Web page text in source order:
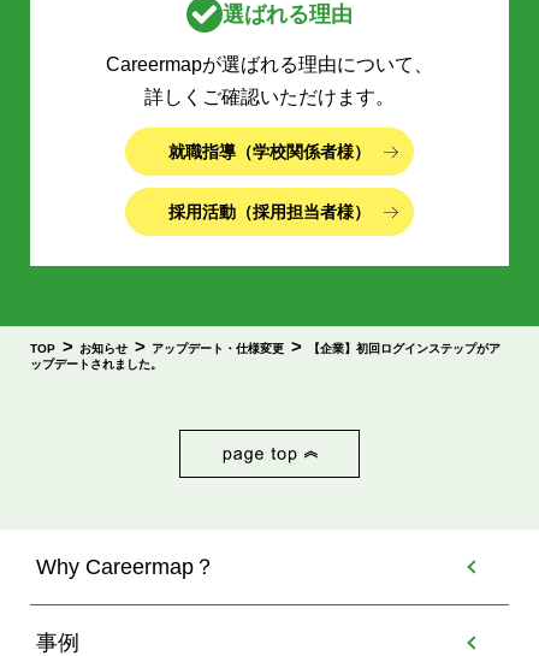
選ばれる理由
Careermapが選ばれる理由について、
詳しくご確認いただけます。
就職指導（学校関係者様）
採用活動（採用担当者様）
TOP > お知らせ > アップデート・仕様変更 >
【企業】初回ログインステップがア
ップデートされました。
Why Careermap？
事例